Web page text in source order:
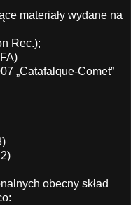
materiały wydane na
Rec.);
„Catafalque-Comet”
obecny skład